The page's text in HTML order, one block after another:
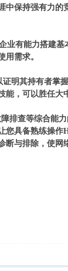
保持强有力的
有能力搭建基
用需求。
明其持有者掌
，可以胜任大
排查等综合能
具备熟练操
断与排除，使网